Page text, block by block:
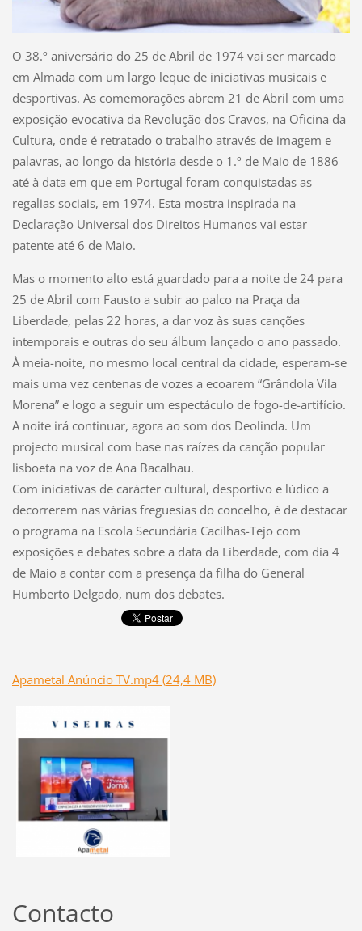
O 38.º aniversário do 25 de Abril de 1974 vai ser marcado
em Almada com um largo leque de iniciativas musicais e
desportivas. As comemorações abrem 21 de Abril com uma
exposição evocativa da Revolução dos Cravos, na Oficina da
Cultura, onde é retratado o trabalho através de imagem e
palavras, ao longo da história desde o 1.º de Maio de 1886
até à data em que em Portugal foram conquistadas as
regalias sociais, em 1974. Esta mostra inspirada na
Declaração Universal dos Direitos Humanos vai estar
patente até 6 de Maio.
Mas o momento alto está guardado para a noite de 24 para
25 de Abril com Fausto a subir ao palco na Praça da
Liberdade, pelas 22 horas, a dar voz às suas canções
intemporais e outras do seu álbum lançado o ano passado.
À meia-noite, no mesmo local central da cidade, esperam-se
mais uma vez centenas de vozes a ecoarem “Grândola Vila
Morena” e logo a seguir um espectáculo de fogo-de-artifício.
A noite irá continuar, agora ao som dos Deolinda. Um
projecto musical com base nas raízes da canção popular
lisboeta na voz de Ana Bacalhau.
Com iniciativas de carácter cultural, desportivo e lúdico a
decorrerem nas várias freguesias do concelho, é de destacar
o programa na Escola Secundária Cacilhas-Tejo com
exposições e debates sobre a data da Liberdade, com dia 4
de Maio a contar com a presença da filha do General
Humberto Delgado, num dos debates.
Apametal Anúncio TV.mp4 (24,4 MB)
Contacto